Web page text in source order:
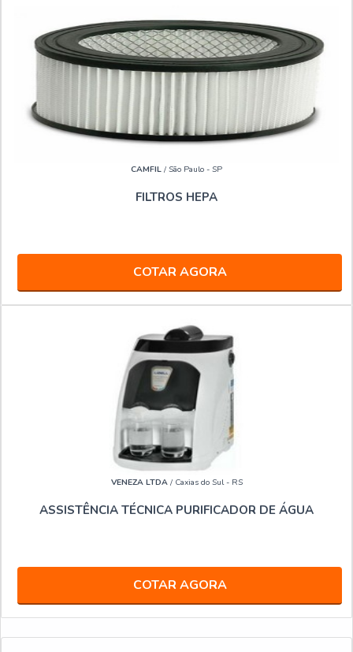
CAMFIL / São Paulo - SP
FILTROS HEPA
COTAR AGORA
VENEZA LTDA/ Caxias do Sul - RS
ASSISTÊNCIA TÉCNICA PURIFICADOR DE ÁGUA
COTAR AGORA